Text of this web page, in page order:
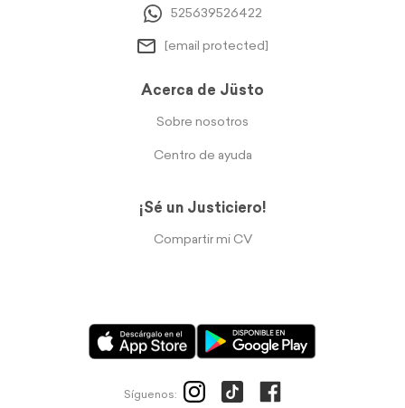
525639526422
[email protected]
Acerca de Jüsto
Sobre nosotros
Centro de ayuda
¡Sé un Justiciero!
Compartir mi CV
Síguenos: